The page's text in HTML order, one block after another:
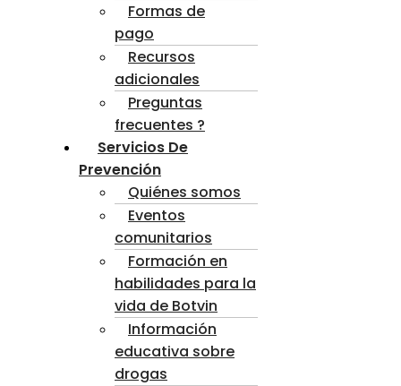
Formas de
pago
Recursos
adicionales
Preguntas
frecuentes ?
Servicios De
Prevención
Quiénes somos
Eventos
comunitarios
Formación en
habilidades para la
vida de Botvin
Información
educativa sobre
drogas